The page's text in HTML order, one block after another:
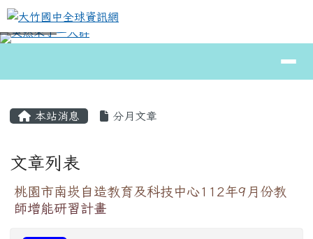
跳至主內容區
大竹國中全球資訊網
⏸
本站消息 分月文章
文章列表
桃園市南崁自造教育及科技中心112年9月份教
師增能研習計畫